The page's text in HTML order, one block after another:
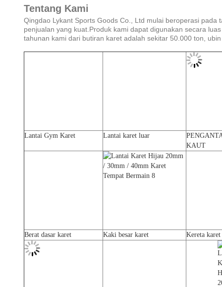
Tentang Kami
Qingdao Lykant Sports Goods Co., Ltd mulai beroperasi
penjualan yang kuat.Produk kami dapat digunakan secara
tahunan kami dari butiran karet adalah sekitar 50.000 ton,
Lantai Gym Karet Lantai karet luar
KAUT
Berat dasar karet Kaki besar karet Kereta karet